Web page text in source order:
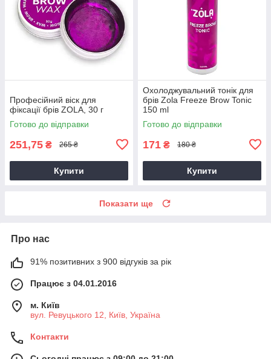
Професійний віск для
фіксації брів ZOLA, 30 г
Готово до відправки
251,75 ₴ 265 ₴
Купити
Охолоджувальний тонік для
брів Zola Freeze Brow Tonic
150 ml
Готово до відправки
171 ₴ 180 ₴
Купити
Показати ще
Про нас
91% позитивних з 900 відгуків за рік
Працює з 04.01.2016
м. Київ
вул. Ревуцького 12, Київ, Україна
Контакти